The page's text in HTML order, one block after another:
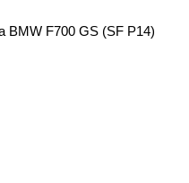
BMW F700 GS (SF P14)